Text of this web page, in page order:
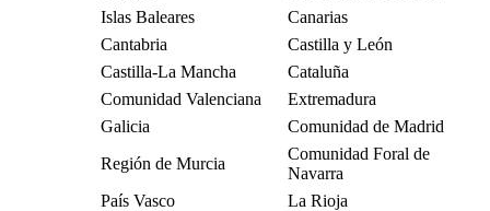
Islas Baleares
Canarias
Cantabria
Castilla y León
Castilla-La Mancha
Cataluña
Comunidad Valenciana
Extremadura
Galicia
Comunidad de Madrid
Región de Murcia
Comunidad Foral de
Navarra
País Vasco
La Rioja